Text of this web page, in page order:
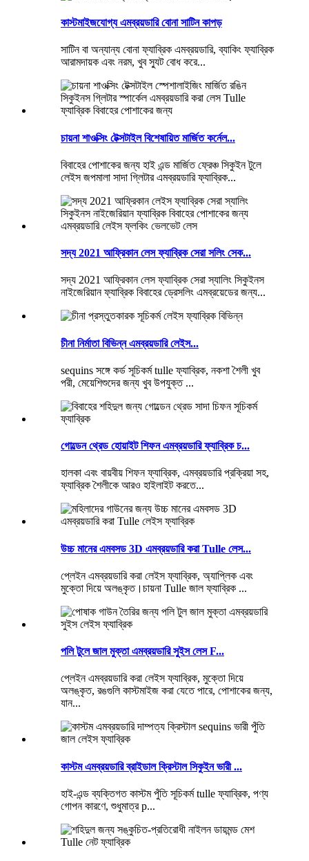
কাস্টমাইজযোগ্য এমব্রয়ডারি বোনা সাটিন কাপড়
সাটিন বা অন্যান্য বোনা ফ্যাব্রিক এমব্রয়ডারি, ব্যাকিং ফ্যাব্রিক
আরামদায়ক এবং নরম, খুব স্যুট বোধ করে...
চায়না শাওক্সিং টেক্সটাইল বিশেষায়িত মার্জিত কর্নেল...
বিবাহের পোশাকের জন্য হাই এন্ড মার্জিত ফ্রেঞ্চ সিকুইন টুলে
লেইস জপমালা সাদা গ্লিটার এমব্রয়ডারি ফ্যাব্রিক...
সদ্য 2021 আফ্রিকান লেস ফ্যাব্রিক সেরা সলিং সেক...
সদ্য 2021 আফ্রিকান লেস ফ্যাব্রিক সেরা স্যালিং সিকুইনস
নাইজেরিয়ান ফ্যাব্রিক বিবাহের ড্রেসলিং এমব্রয়েডের জন্য...
চীনা নির্মাতা বিভিন্ন এমব্রয়ডারি লেইস...
sequins সঙ্গে কর্ড সূচিকর্ম tulle ফ্যাব্রিক, নকশা শৈলী খুব
পরী, মেয়েশিশুদের জন্য খুব উপযুক্ত ...
গোল্ডেন থ্রেড হোয়াইট শিফন এমব্রয়ডারি ফ্যাব্রিক চ...
হালকা এবং বায়বীয় শিফন ফ্যাব্রিক, এমব্রয়ডারি প্রক্রিয়া সহ,
ফ্যাব্রিক শৈলীকে আরও হাইলাইট করতে...
উচ্চ মানের এমবসড 3D এমব্রয়ডারি করা Tulle লেস...
প্লেইন এমব্রয়ডারি করা লেইস ফ্যাব্রিক, অ্যাপ্লিক এবং
মুক্তো দিয়ে অলঙ্কৃত।চায়না Tulle জাল ফ্যাব্রিক ...
পলি টুলে জাল মুক্তা এমব্রয়ডারি সুইস লেস F...
প্লেইন এমব্রয়ডারি করা লেইস ফ্যাব্রিক, মুক্তো দিয়ে
অলঙ্কৃত, রঙগুলি কাস্টমাইজ করা যেতে পারে, পোশাকের জন্য,
যান...
কাস্টম এমব্রয়ডারি ব্রাইডাল ক্রিস্টাল সিকুইন ভারী ...
হাই-এন্ড ব্যক্তিগত কাস্টম পুঁতি সূচিকর্ম tulle ফ্যাব্রিক, পণ্য
গোপন কারণে, শুধুমাত্র p...